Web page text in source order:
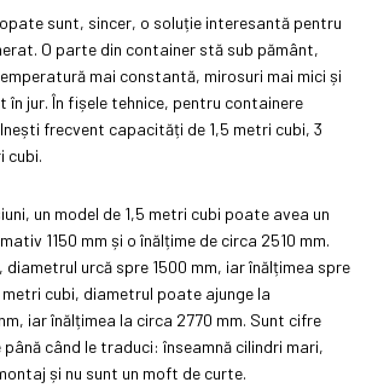
sunt, sincer, o soluție interesantă pentru
O parte din container stă sub pământ,
mai constantă, mirosuri mai mici și
în jur. În fișele tehnice, pentru containere
frecvent capacități de 1,5 metri cubi, 3
cubi.
un model de 1,5 metri cubi poate avea un
1150 mm și o înălțime de circa 2510 mm.
diametrul urcă spre 1500 mm, iar înălțimea spre
cubi, diametrul poate ajunge la
iar înălțimea la circa 2770 mm. Sunt cifre
când le traduci: înseamnă cilindri mari,
și nu sunt un moft de curte.